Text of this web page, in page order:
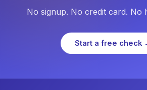
No signup. No credit card. No
Start a free check